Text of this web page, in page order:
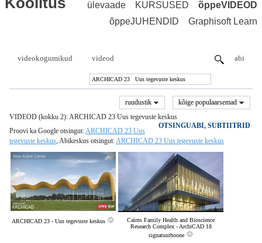
ülevaade KURSUSED
õppeVIDEOD
õppeJUHENDID
Graphisoft Learn
videokogumikud videod abi
ruudustik
kõige populaarsemad
VIDEOD (kokku 2): ARCHICAD 23 Uus tegevuste keskus
OTSINGUABI, SUBTIITRID
Proovi ka Google otsingut: ARCHICAD 23 Uus
tegevuste keskus , Abikeskus otsingut: ARCHICAD 23 Uus tegevuste keskus
ARCHICAD 23 - Uus tegevuste keskus
Cairns Family Health and Bioscience
Research Complex - ArchiCAD 18
signatuurhoone